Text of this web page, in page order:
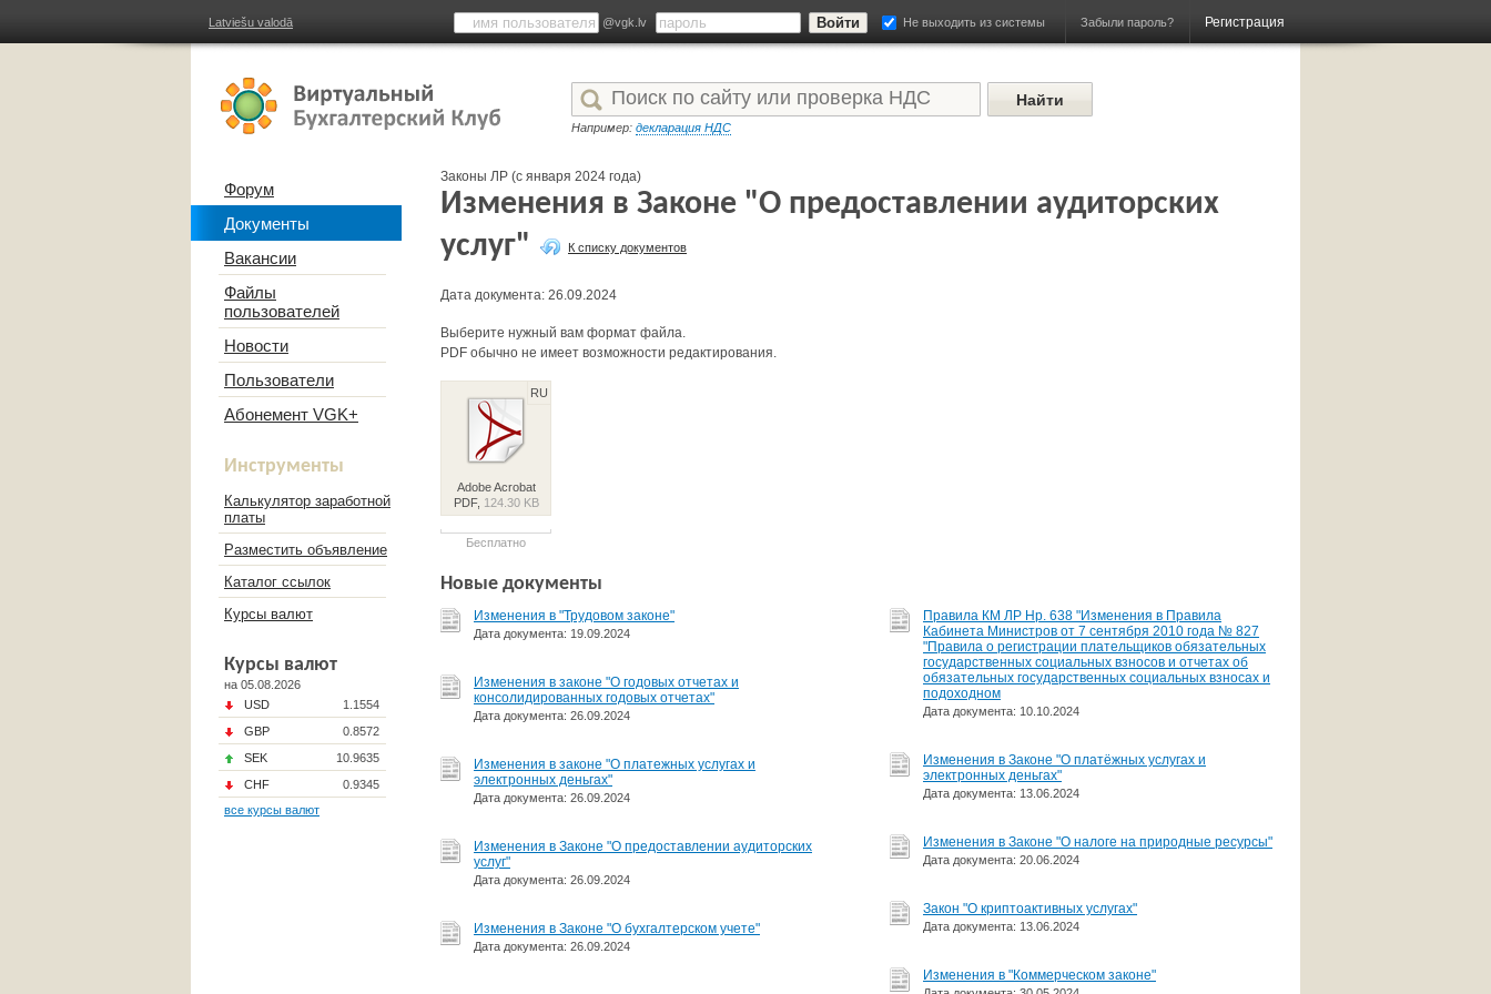
Latviešu valodā Забыли пароль? Регистрация
@vgk.lv Не выходить из системы
Например: декларация НДС
Форум
Документы
Вакансии
Файлы
пользователей
Новости
Пользователи
Абонемент VGK+
Инструменты
Калькулятор заработной
платы
Разместить объявление
Каталог ссылок
Курсы валют
Курсы валют
на 05.08.2026
USD
1.1554
GBP
0.8572
SEK
10.9635
CHF
0.9345
все курсы валют
Законы ЛР (с января 2024 года)
Изменения в Законе "О предоставлении аудиторских
услуг"
К списку документов
Дата документа: 26.09.2024
Выберите нужный вам формат файла.
PDF обычно не имеет возможности редактирования.
RU
Adobe Acrobat
PDF, 124.30 KB
Бесплатно
Новые документы
Изменения в "Трудовом законе"
Дата документа: 19.09.2024
Изменения в законе "О годовых отчетах и
консолидированных годовых отчетах"
Дата документа: 26.09.2024
​Изменения в законе "О платежных услугах и
электронных деньгах"
Дата документа: 26.09.2024
Изменения в Законе "О предоставлении аудиторских
услуг"
Дата документа: 26.09.2024
Изменения в Законе "О бухгалтерском учете"
Дата документа: 26.09.2024
Правила КМ ЛР Нр. 638 "Изменения в Правила
Кабинета Министров от 7 сентября 2010 года № 827
"Правила о регистрации плательщиков обязательных
государственных социальных взносов и отчетах об
обязательных государственных социальных взносах и
подоходном
Дата документа: 10.10.2024
Изменения в Законе "О платёжных услугах и
электронных деньгах"
Дата документа: 13.06.2024
Изменения в Законе "О налоге на природные ресурсы"
Дата документа: 20.06.2024
Закон "О криптоактивных услугах"
Дата документа: 13.06.2024
Изменения в "Коммерческом законе"